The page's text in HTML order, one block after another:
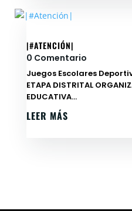
|#ATENCIÓN|
0 Comentario
Juegos Escolares
ETAPA DISTRITAL
EDUCATIVA...
LEER MÁS